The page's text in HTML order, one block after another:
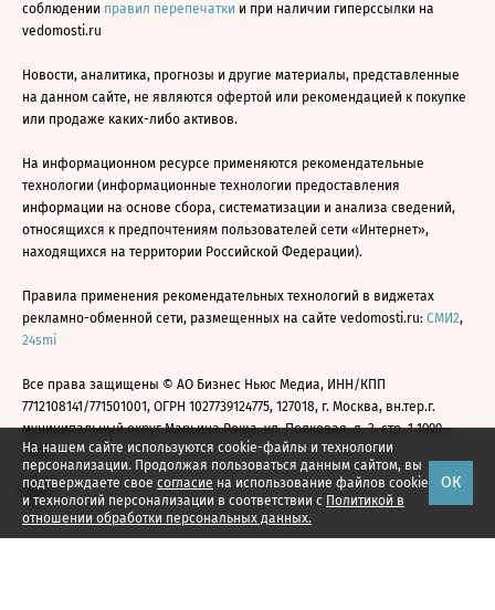
На нашем сайте используются cookie-файлы и технологии
персонализации. Продолжая пользоваться данным сайтом, вы
подтверждаете свое согласие на использование файлов cookie
и технологий персонализации в соответствии с Политикой в
отношении обработки персональных данных.
ОК
соблюдении правил перепечатки и при наличии гиперссылки на
vedomosti.ru
Новости, аналитика, прогнозы и другие материалы, представленные
на данном сайте, не являются офертой или рекомендацией к покупке
или продаже каких-либо активов.
На информационном ресурсе применяются рекомендательные
технологии (информационные технологии предоставления
информации на основе сбора, систематизации и анализа сведений,
относящихся к предпочтениям пользователей сети «Интернет»,
находящихся на территории Российской Федерации).
Правила применения рекомендательных технологий в виджетах
рекламно-обменной сети, размещенных на сайте vedomosti.ru: СМИ2,
24smi
Все права защищены © АО Бизнес Ньюс Медиа, ИНН/КПП
7712108141/771501001, ОГРН 1027739124775, 127018, г. Москва, вн.тер.г.
муниципальный округ Марьина Роща, ул. Полковая, д. 3, стр. 1 1999—
2026